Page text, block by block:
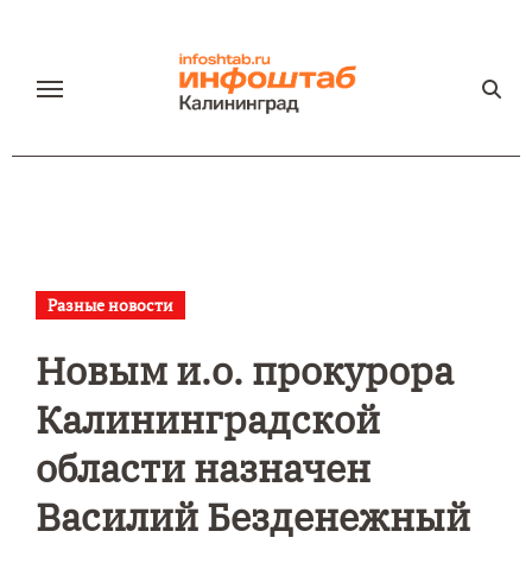
содержанию
Разные новости
Новым и.о. прокурора
Калининградской
области назначен
Василий Безденежный